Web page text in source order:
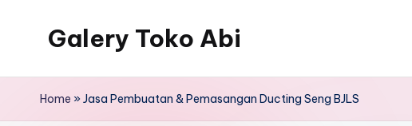
Galery Toko Abi
Home »Jasa Pembuatan & Pemasangan Ducting Seng BJLS